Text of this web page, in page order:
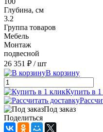
Глубина, см
3.2
Группа товаров
Мебель
Монтаж
подвесной
26 351 ₽ / шт
В корзину
Купить в
Под заказ
Поделиться